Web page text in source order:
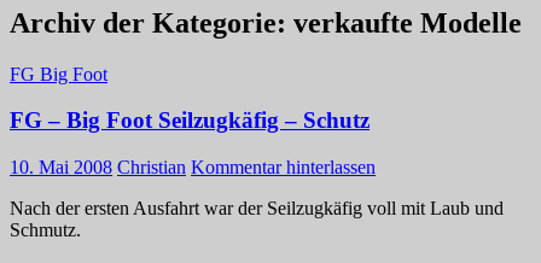
Archiv der Kategorie: verkaufte Modelle
FG Big Foot
FG – Big Foot Seilzugkäfig – Schutz
10. Mai 2008 Christian Kommentar hinterlassen
Nach der ersten Ausfahrt war der Seilzugkäfig voll mit Laub und
Schmutz.